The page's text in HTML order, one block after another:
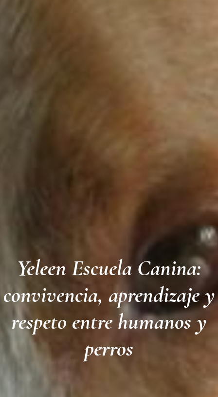
Yeleen Escuela Canina:
convivencia, aprendizaje y
respeto entre humanos y
perros